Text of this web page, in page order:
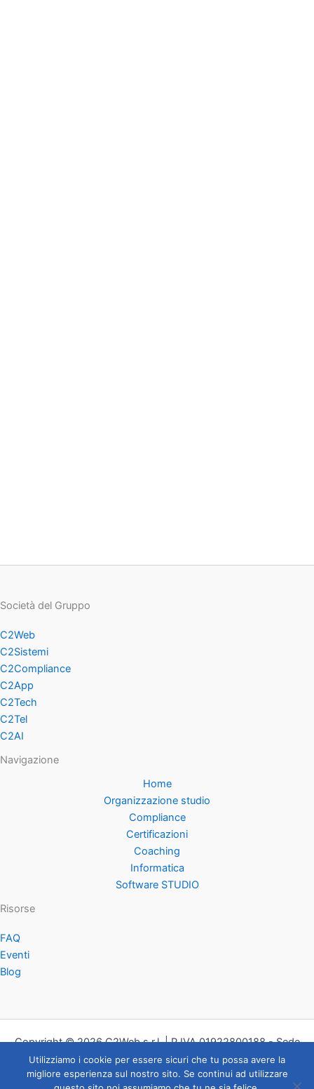
Società del Gruppo
C2Web
C2Sistemi
C2Compliance
C2App
C2Tech
C2Tel
C2AI
Navigazione
Home
Organizzazione studio
Compliance
Certificazioni
Coaching
Informatica
Software STUDIO
Risorse
FAQ
Eventi
Blog
Copyright © 2026 C2Web s.r.l. | P.IVA01922800188 - Sede
Legale Via Antonio Bordoni 12, 27100 Pavia
Privacy Policy
Utilizziamo i cookie per essere sicuri che tu possa avere la
migliore esperienza sul nostro sito. Se continui ad utilizzare